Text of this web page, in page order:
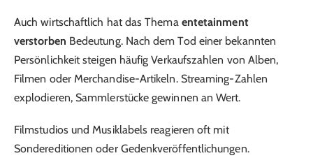
Auch wirtschaftlich hat das Thema entetainment
verstorben Bedeutung. Nach dem Tod einer bekannten
Persönlichkeit steigen häufig Verkaufszahlen von Alben,
Filmen oder Merchandise-Artikeln. Streaming-Zahlen
explodieren, Sammlerstücke gewinnen an Wert.
Filmstudios und Musiklabels reagieren oft mit
Sondereditionen oder Gedenkveröffentlichungen.